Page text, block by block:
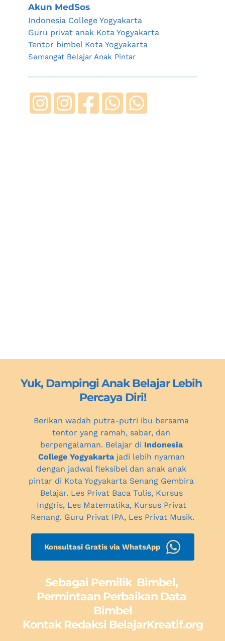
Akun MedSos
Indonesia College Yogyakarta
Guru privat anak Kota Yogyakarta
Tentor bimbel Kota Yogyakarta
Semangat Belajar Anak Pintar
Yuk, Dampingi Anak Belajar Lebih
Percaya Diri!
Berikan wadah putra-putri ibu bersama
tentor yang ramah, sabar, dan
berpengalaman. Belajar di Indonesia
College Yogyakarta jadi lebih nyaman
dengan jadwal fleksibel dan anak anak
pintar di Kota Yogyakarta Senang Gembira
Belajar. Les Privat Baca Tulis, Kursus
Inggris, Les Matematika, Kursus Privat
Renang. Guru Privat IPA, Les Privat Musik.
Konsultasi Gratis via WhatsApp
Sebagai Pemilik  Bimbel,
Permintaan Perbaikan Data
Bimbel
Kontak Redaksi BelajarKreatif.org